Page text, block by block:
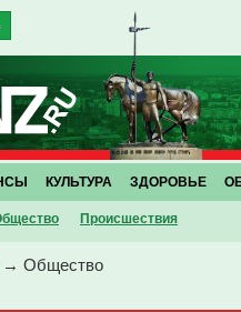
Проиcшествия
КУЛЬТУРА ЗДОРОВЬЕ
→ Общество